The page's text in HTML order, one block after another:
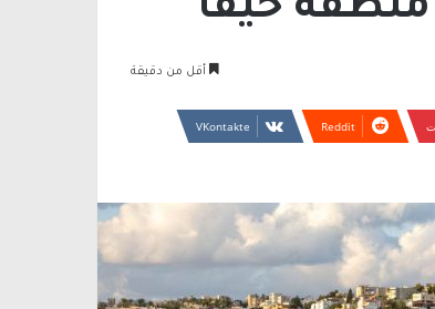
حيفا
أقل من دقيقة